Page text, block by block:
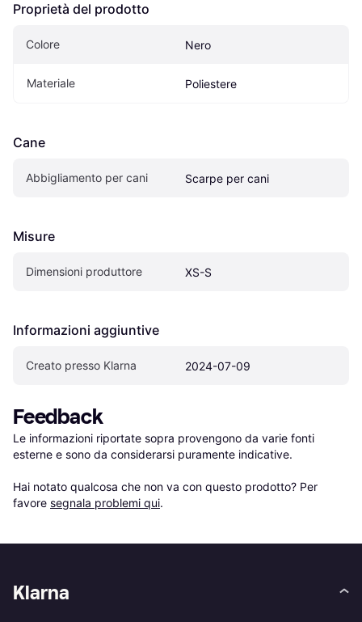
Proprietà del prodotto
Colore Nero
Materiale Poliestere
Cane
Abbigliamento per cani Scarpe per cani
Misure
Dimensioni produttore XS-S
Informazioni aggiuntive
Creato presso Klarna 2024-07-09
Feedback
Le informazioni riportate sopra provengono da varie fonti
esterne e sono da considerarsi puramente indicative.
Hai notato qualcosa che non va con questo prodotto? Per
favore segnala problemi qui.
Klarna